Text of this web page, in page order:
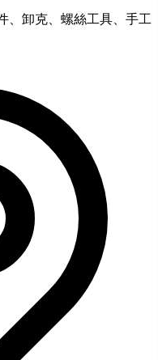
、卸克、螺絲工具、手工